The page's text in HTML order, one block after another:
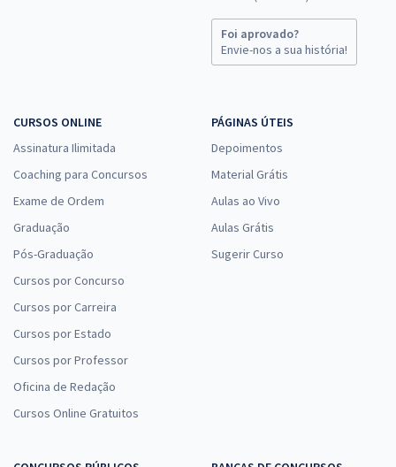
Foi aprovado?
Envie-nos a sua história!
CURSOS ONLINE
Assinatura Ilimitada
Coaching para Concursos
Exame de Ordem
Graduação
Pós-Graduação
Cursos por Concurso
Cursos por Carreira
Cursos por Estado
Cursos por Professor
Oficina de Redação
Cursos Online Gratuitos
PÁGINAS ÚTEIS
Depoimentos
Material Grátis
Aulas ao Vivo
Aulas Grátis
Sugerir Curso